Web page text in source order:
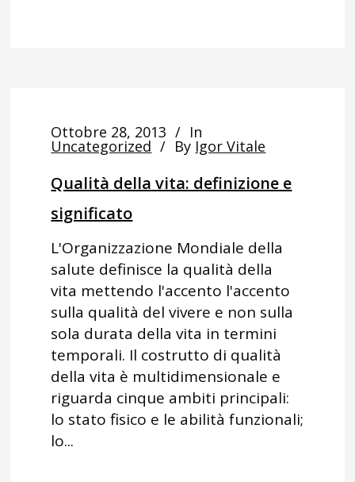
Ottobre 28, 2013 In
Uncategorized By Igor Vitale
Qualità della vita: definizione e
significato
L'Organizzazione Mondiale della
salute definisce la qualità della
vita mettendo l'accento l'accento
sulla qualità del vivere e non sulla
sola durata della vita in termini
temporali. Il costrutto di qualità
della vita è multidimensionale e
riguarda cinque ambiti principali:
lo stato fisico e le abilità funzionali;
lo...